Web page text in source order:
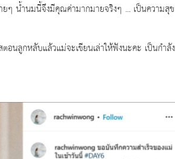
ยๆ น้ำนมนี้จึงมีคุณค่ามากมายจริงๆ ... เป็นความสุข
ลูกหลับแล้วแม่จะเขียนเล่าให้ฟังนะคะ เป็นกำลัง